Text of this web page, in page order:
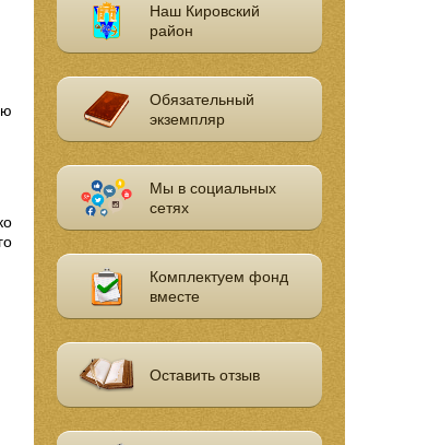
Наш Кировский
район
Обязательный
экземпляр
Мы в социальных
сетях
Комплектуем фонд
вместе
Оставить отзыв